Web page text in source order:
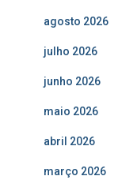
agosto 2026
julho 2026
junho 2026
maio 2026
abril 2026
março 2026